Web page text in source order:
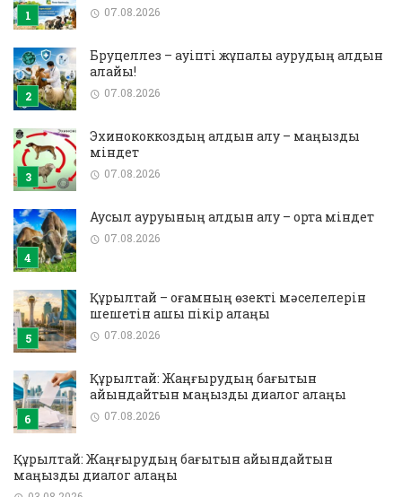
07.08.2026
Бруцеллез – қауіпті жұқпалы аурудың алдын
алайық!
07.08.2026
Эхинококкоздың алдын алу – маңызды
міндет
07.08.2026
Аусыл ауруының алдын алу – ортақ міндет
07.08.2026
Құрылтай – қоғамның өзекті мәселелерін
шешетін ашық пікір алаңы
07.08.2026
Құрылтай: Жаңғырудың бағытын
айқындайтын маңызды диалог алаңы
07.08.2026
Құрылтай: Жаңғырудың бағытын айқындайтын
маңызды диалог алаңы